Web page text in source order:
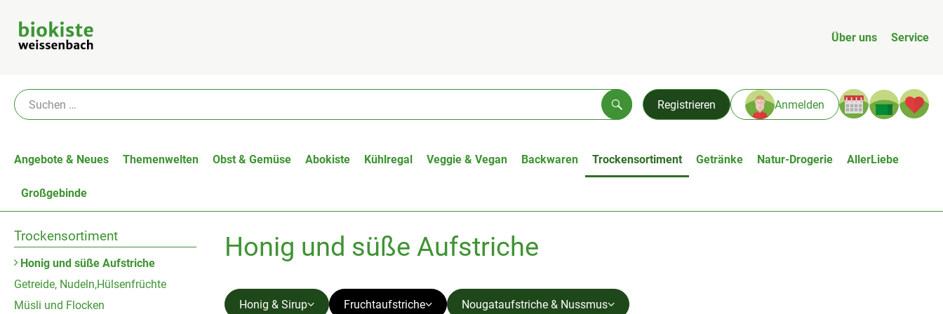
Über uns Service
Registrieren Anmelden
Suchen
Angebote & Neues Themenwelten Obst & Gemüse Abokiste Kühlregal Veggie & Vegan Backwaren Trockensortiment Getränke Natur-Drogerie AllerLiebe
Großgebinde
Trockensortiment
Honig und süße Aufstriche
Getreide, Nudeln,Hülsenfrüchte
Müsli und Flocken
Honig und süße Aufstriche
Honig & Sirup Fruchtaufstriche Nougataufstriche & Nussmus